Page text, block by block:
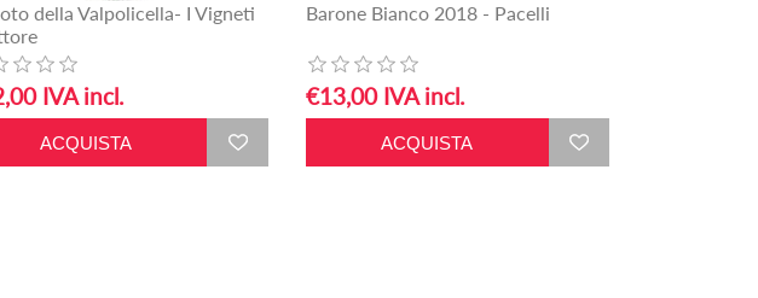
della Valpolicella- I Vigneti
IVA incl.
Barone Bianco 2018 - Pacelli
€13,00 IVA incl.